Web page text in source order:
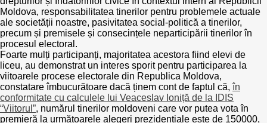
Aplică la BUNELE PRACTICI
Transparența întreprinderilor de stat
Cele mai bune și cele mai proaste politici locale din
Moldova
Democrația, independența și transparența instituțiilor
publice-cheie din Moldova
Moldova, responsabilitatea tinerilor pentru problemele actuale
ale societății noastre, pasivitatea social-politică a tinerilor,
precum și premisele și consecințele neparticipării tinerilor în
procesul electoral.
Foarte mulți participanți, majoritatea acestora fiind elevi de
liceu, au demonstrat un interes sporit pentru participarea la
viitoarele procese electorale din Republica Moldova,
constatare îmbucurătoare dacă ținem cont de faptul că,în
conformitate cu calculele lui Veaceslav Ioniță de la IDIS
“Viitorul”, numărul tinerilor moldoveni care vor putea vota în
premieră la următoarele alegeri prezidențiale este de 150000,